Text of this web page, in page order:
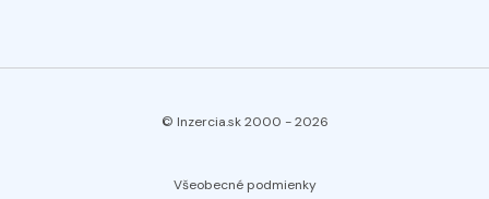
© Inzercia.sk 2000 -2026
Všeobecné podmienky